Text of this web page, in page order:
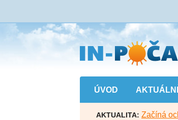
Přejít
na
hlavní
obsah
ÚVOD
AKTUALITA: Začíná